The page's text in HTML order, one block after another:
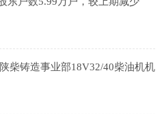
柴铸造事业部18V32/40柴油机机